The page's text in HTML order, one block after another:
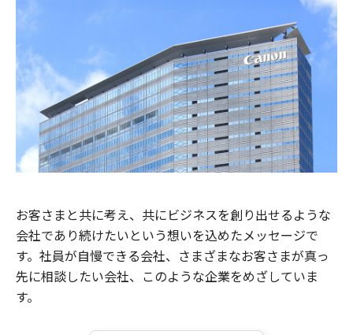
お客さまと共に考え、共にビジネスを創り出せるような
会社であり続けたいという想いを込めたメッセージで
す。社員が自慢できる会社、さまざまなお客さまが真っ
先に相談したい会社、このような企業をめざしていま
す。